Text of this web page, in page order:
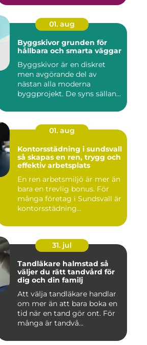
01. aug
Byggskivor grunden för
hållbara och smarta väggar
Byggskivor är en diskret
men avgörande del av
nästan alla moderna
byggprojekt. De syns sällan
01. aug
Kontorsstädning i sundsvall
så skapas en ren, trygg och
effektiv arbetsplats
En ren arbetsmiljö är mer än
bara en trevlig bonus. För
många företag i Sundsvall är
kontorsstädning...
31. jul
Tandläkare halmstad så
väljer du rätt tandvård för
dig och din familj
Att välja tandläkare handlar
om mer än att bara boka en
tid när en tand gör ont. För
många är tandvå...